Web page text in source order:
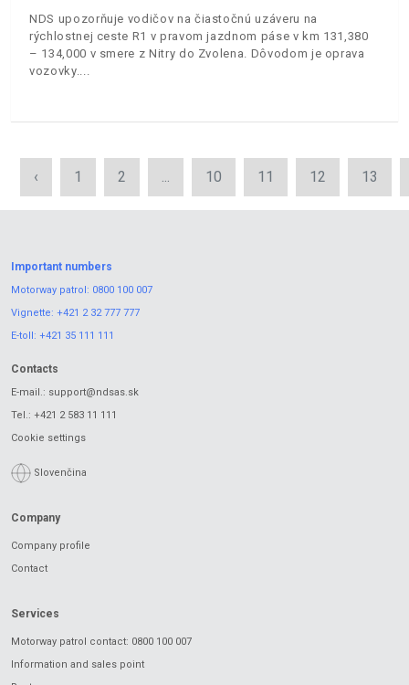
NDS upozorňuje vodičov na čiastočnú uzáveru na
rýchlostnej ceste R1 v pravom jazdnom páse v km 131,380
– 134,000 v smere z Nitry do Zvolena. Dôvodom je oprava
vozovky.
‹ 1 2 ... 10 11 12 13
Important numbers
Motorway patrol: 0800 100 007
Vignette: +421 2 32 777 777
E-toll: +421 35 111 111
Contacts
E-mail.: support@ndsas.sk
Tel.: +421 2 583 11 111
Cookie settings
Slovenčina
Company
Company profile
Contact
Services
Motorway patrol contact: 0800 100 007
Information and sales point